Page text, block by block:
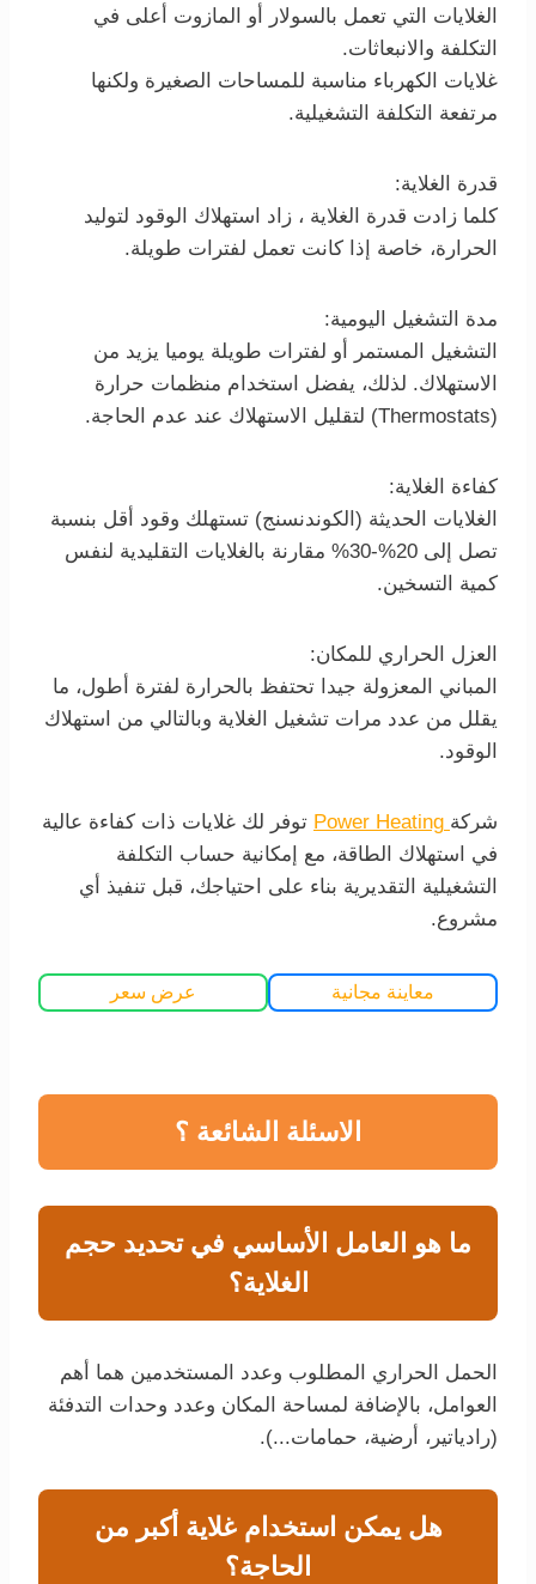
الغلايات التي تعمل بالسولار أو المازوت أعلى في
التكلفة والانبعاثات.
غلايات الكهرباء مناسبة للمساحات الصغيرة ولكنها
مرتفعة التكلفة التشغيلية.
قدرة الغلاية:
كلما زادت قدرة الغلاية ، زاد استهلاك الوقود لتوليد
الحرارة، خاصة إذا كانت تعمل لفترات طويلة.
مدة التشغيل اليومية:
التشغيل المستمر أو لفترات طويلة يوميا يزيد من
الاستهلاك. لذلك، يفضل استخدام منظمات حرارة
(Thermostats) لتقليل الاستهلاك عند عدم الحاجة.
كفاءة الغلاية:
الغلايات الحديثة (الكوندنسنج) تستهلك وقود أقل بنسبة
تصل إلى 20%-30% مقارنة بالغلايات التقليدية لنفس
كمية التسخين.
العزل الحراري للمكان:
المباني المعزولة جيدا تحتفظ بالحرارة لفترة أطول، ما
يقلل من عدد مرات تشغيل الغلاية وبالتالي من استهلاك
الوقود.
شركة
توفر لك غلايات ذات كفاءة عالية
في استهلاك الطاقة، مع إمكانية حساب التكلفة
التشغيلية التقديرية بناء على احتياجك، قبل تنفيذ أي
مشروع.
معاينة مجانية عرض سعر
الاسئلة الشائعة ؟
ما هو العامل الأساسي في تحديد حجم
الغلاية؟
الحمل الحراري المطلوب وعدد المستخدمين هما أهم
العوامل، بالإضافة لمساحة المكان وعدد وحدات التدفئة
(رادياتير، أرضية، حمامات...).
هل يمكن استخدام غلاية أكبر من
الحاجة؟